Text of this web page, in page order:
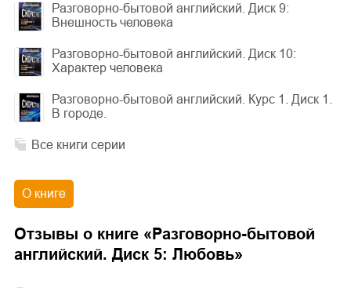
Разговорно-бытовой английский. Диск 9:
Внешность человека
Разговорно-бытовой английский. Диск 10:
Характер человека
Разговорно-бытовой английский. Курс 1. Диск 1.
В городе.
Все книги серии
О книге
Отзывы о книге «Разговорно-бытовой
английский. Диск 5: Любовь»